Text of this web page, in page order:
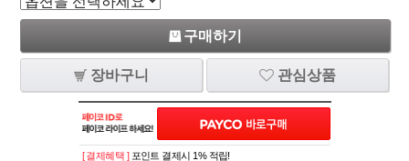
구매하기
장바구니 관심상품
[ 결제혜택 ] 포인트 결제시 1% 적립!